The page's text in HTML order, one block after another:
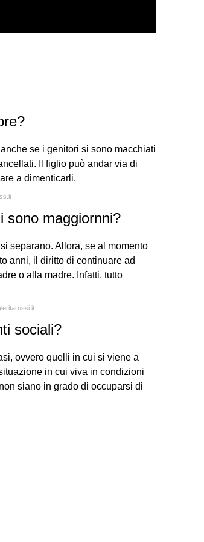
se i genitori si sono macchiati
Il figlio può andar via di
a dimenticarli.
sono maggiornni?
separano. Allora, se al momento
anni, il diritto di continuare ad
o alla madre. Infatti, tutto
sociali?
ovvero quelli in cui si viene a
in cui viva in condizioni
siano in grado di occuparsi di